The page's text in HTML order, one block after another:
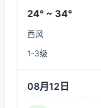
24° ~ 34°
西风
1-3级
08月12日